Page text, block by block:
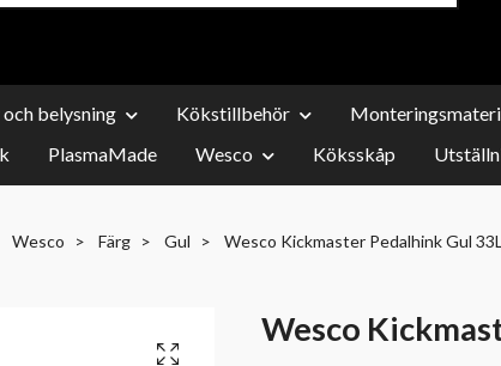
belysning Kökstillbehör
PlasmaMade Wesco Köksskåp
Wesco Färg Gul Wesco Kickmaster Pedalhink Gul 33L
Wesco